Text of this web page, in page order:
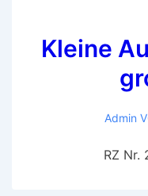
Kleine
Admin
RZ Nr.